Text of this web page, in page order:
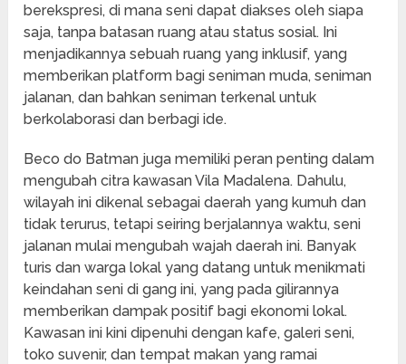
berekspresi, di mana seni dapat diakses oleh siapa
saja, tanpa batasan ruang atau status sosial. Ini
menjadikannya sebuah ruang yang inklusif, yang
memberikan platform bagi seniman muda, seniman
jalanan, dan bahkan seniman terkenal untuk
berkolaborasi dan berbagi ide.
Beco do Batman juga memiliki peran penting dalam
mengubah citra kawasan Vila Madalena. Dahulu,
wilayah ini dikenal sebagai daerah yang kumuh dan
tidak terurus, tetapi seiring berjalannya waktu, seni
jalanan mulai mengubah wajah daerah ini. Banyak
turis dan warga lokal yang datang untuk menikmati
keindahan seni di gang ini, yang pada gilirannya
memberikan dampak positif bagi ekonomi lokal.
Kawasan ini kini dipenuhi dengan kafe, galeri seni,
toko suvenir, dan tempat makan yang ramai